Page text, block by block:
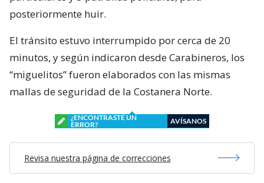
posteriormente huir.
El tránsito estuvo interrumpido por cerca de 20
minutos, y según indicaron desde Carabineros, los
“miguelitos” fueron elaborados con las mismas
mallas de seguridad de la Costanera Norte.
¿ENCONTRASTE UN
ERROR?
AVÍSANOS
Revisa nuestra página de correcciones